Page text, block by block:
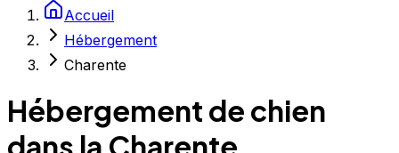
Accueil
Hébergement
Charente
Hébergement de chien